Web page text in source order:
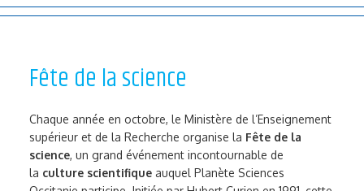
Fête de la science
Chaque année en octobre, le Ministère de l’Enseignement
supérieur et de la Recherche organise la Fête de la
science, un grand événement incontournable de
la culture scientifique auquel Planète Sciences